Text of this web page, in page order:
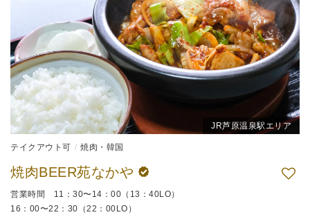
JR芦原温泉駅エリア
テイクアウト可 焼肉・韓国
焼肉BEER苑なかや
営業時間 11：30〜14：00（13：40LO）
16：00〜22：30（22：00LO）